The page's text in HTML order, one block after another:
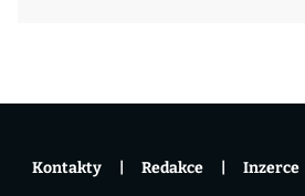
Kontakty Redakce Inzerce